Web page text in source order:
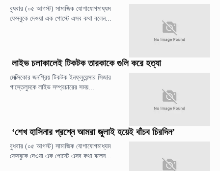
বুধবার (০৫ আগস্ট) সামাজিক যোগাযোগমাধ্যম
ফেসবুকে দেওয়া এক পোস্টে এসব কথা বলেন...
লাইভ চলাকালেই টিকটক তারকাকে গুলি করে হত্যা
মেক্সিকোর জনপ্রিয় টিকটক ইনফ্লুয়েন্সার সিজার
গাস্তেলুমকে লাইভ সম্প্রচারের সময়...
‘শেখ হাসিনার প্রশ্নে আমরা জুলাই হয়েই বাঁচব চিরদিন’
বুধবার (০৫ আগস্ট) সামাজিক যোগাযোগমাধ্যম
ফেসবুকে দেওয়া এক পোস্টে এসব কথা বলেন...